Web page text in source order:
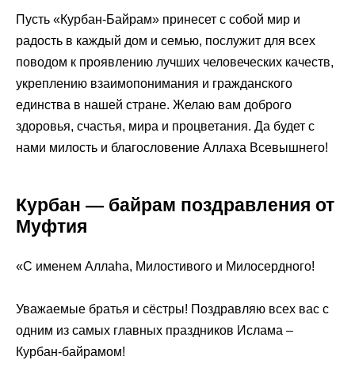
Пусть «Курбан-Байрам» принесет с собой мир и
радость в каждый дом и семью, послужит для всех
поводом к проявлению лучших человеческих качеств,
укреплению взаимопонимания и гражданского
единства в нашей стране. Желаю вам доброго
здоровья, счастья, мира и процветания. Да будет с
нами милость и благословение Аллаха Всевышнего!
Курбан — байрам поздравления от
Муфтия
«С именем Аллаhа, Милостивого и Милосердного!
Уважаемые братья и сёстры! Поздравляю всех вас с
одним из самых главных праздников Ислама –
Курбан-байрамом!